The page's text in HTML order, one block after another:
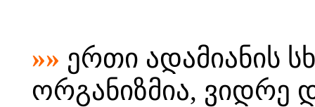
»» ერთი ადამიანის
ორგანიზმია, ვიდრე